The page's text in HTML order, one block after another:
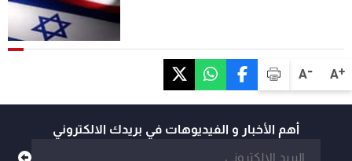
A+
A-
أهم الأخبار و الفيديوهات في بريدك الالكتروني